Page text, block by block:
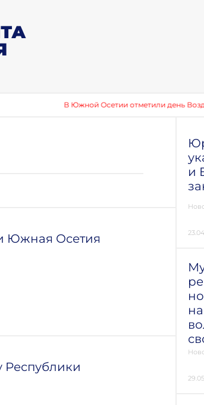
В Южной Осетии отметили день Воздушно-
Южная Осетия
и